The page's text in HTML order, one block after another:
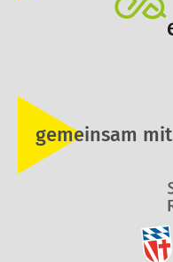
gemeinsam mit